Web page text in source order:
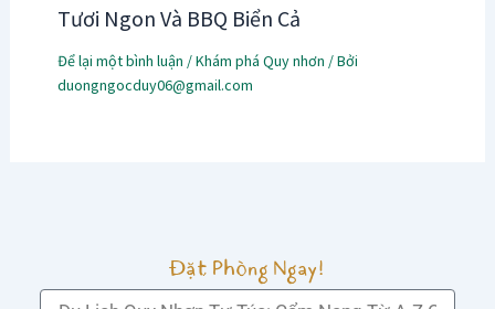
Tươi Ngon Và BBQ Biển Cả
Để lại một bình luận /Khám phá Quy nhơn / Bởi
duongngocduy06@gmail.com
Đặt Phòng Ngay!